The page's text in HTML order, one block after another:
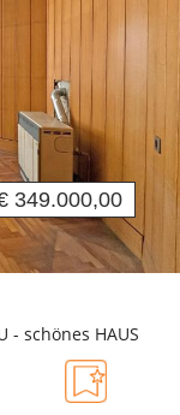
349.000,00
- schönes HAUS